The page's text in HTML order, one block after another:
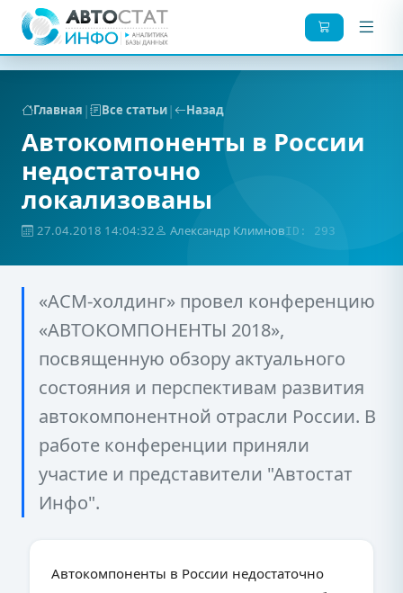
Главная | Все статьи| Назад
Автокомпоненты в России
недостаточно
локализованы
27.04.2018 14:04:32 Александр КлимновID: 293
«АСМ-холдинг» провел конференцию
«АВТОКОМПОНЕНТЫ 2018»,
посвященную обзору актуального
состояния и перспективам развития
автокомпонентной отрасли России. В
работе конференции приняли
участие и представители "Автостат
Инфо".
Автокомпоненты в России недостаточно